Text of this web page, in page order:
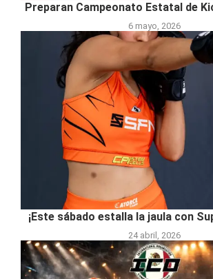
Preparan Campeonato Estatal de
6 mayo, 2026
¡Este sábado estalla la jaula con
24 abril, 2026